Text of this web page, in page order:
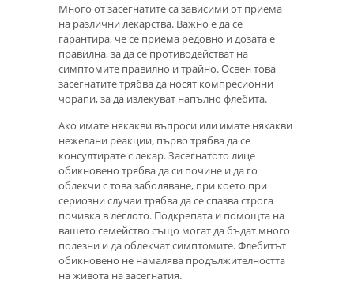
Много от засегнатите са зависими от приема
на различни лекарства. Важно е да се
гарантира, че се приема редовно и дозата е
правилна, за да се противодействат на
симптомите правилно и трайно. Освен това
засегнатите трябва да носят компресионни
чорапи, за да излекуват напълно флебита.
Ако имате някакви въпроси или имате някакви
нежелани реакции, първо трябва да се
консултирате с лекар. Засегнатото лице
обикновено трябва да си почине и да го
облекчи с това заболяване, при което при
сериозни случаи трябва да се спазва строга
почивка в леглото. Подкрепата и помощта на
вашето семейство също могат да бъдат много
полезни и да облекчат симптомите. Флебитът
обикновено не намалява продължителността
на живота на засегнатия.